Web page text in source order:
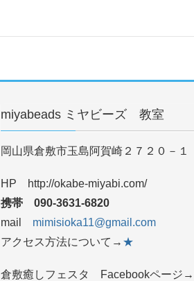
miyabeads ミヤビーズ 教室
岡山県倉敷市玉島阿賀崎２７２０－１
HP http://okabe-miyabi.com/
携帯 090‐3631‐6820
mail mimisioka11@gmail.com
アクセス方法について→ ★
倉敷癒しフェスタ Facebookページ→